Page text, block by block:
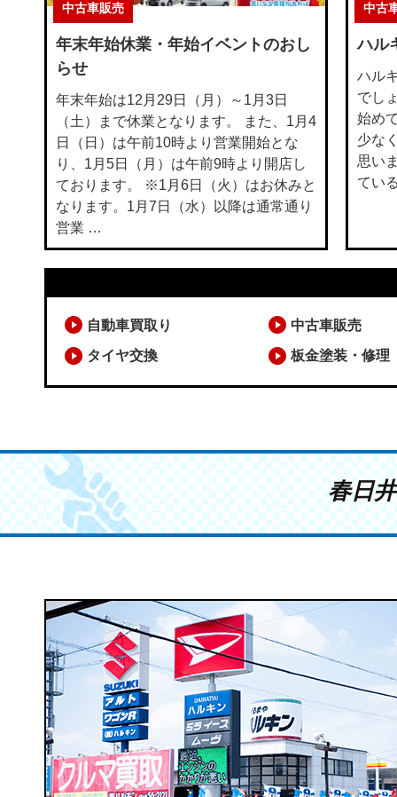
中古車販売
年末年始休業・年始イベントのおし
らせ
年末年始は12月29日（月）～1月3日
（土）まで休業となります。 また、1月4
日（日）は午前10時より営業開始とな
り、1月5日（月）は午前9時より開店し
ております。 ※1月6日（火）はお休みと
なります。1月7日（水）以降は通常通り
営業 …
中古
ハル
ハル
でし
始め
少な
思い
てい
自動車買取り 中古車販売
タイヤ交換 板金塗装・修理
春日